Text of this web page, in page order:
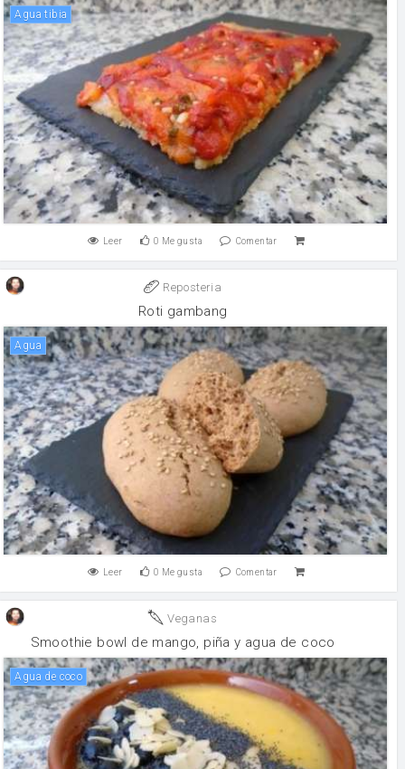
Agua tibia
Leer 0 Me gusta Comentar
Reposteria
Roti gambang
agua
Leer 0 Me gusta Comentar
Veganas
Smoothie bowl de mango, piña y agua de coco
agua de coco